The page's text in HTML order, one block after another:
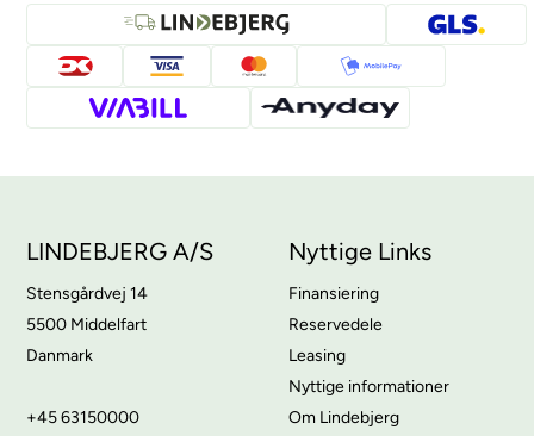
LINDEBJERG A/S
Stensgårdvej 14
5500 Middelfart
Danmark
+45 63150000
Nyttige Links
Finansiering
Reservedele
Leasing
Nyttige informationer
Om Lindebjerg